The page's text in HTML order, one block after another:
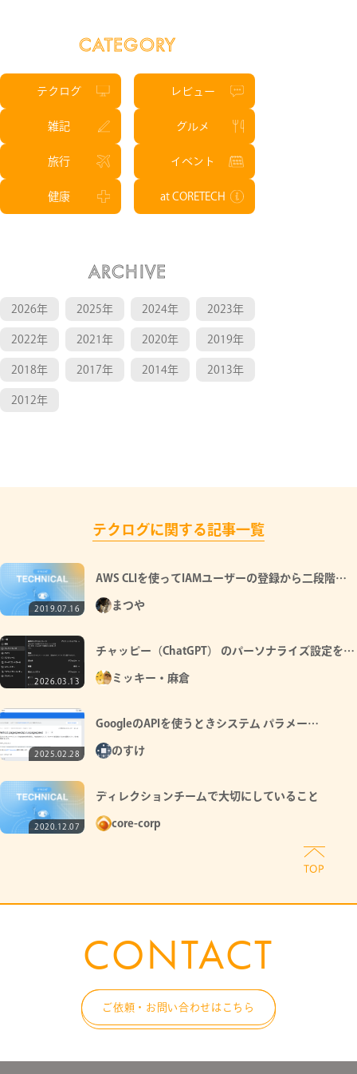
CATEGORY
テクログ レビュー
雑記 グルメ
旅行 イベント
健康 at CORETECH
ARCHIVE
2026年 2025年 2024年 2023年
2022年 2021年 2020年 2019年
2018年 2017年 2014年 2013年
2012年
テクログに関する記事一覧
2019.07.16
AWS CLIを使ってIAMユーザーの登録から二段階認
証をオンにするまでのスクリプト
まつや
2026.03.13
チャッピー（ChatGPT） のパーソナライズ設定を教
えます
ミッキー・麻倉
2025.02.28
GoogleのAPIを使うときシステム パラメー
タ”fields”を使うとレスポンスに含める内容を指定出
来て便利(ただ全てのフィールドを指定できるわけで
のすけ
2020.12.07
ディレクションチームで大切にしていること
core-corp
CONTACT
ご依頼・お問い合わせはこちら